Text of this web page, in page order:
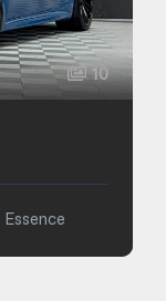
10
Essence